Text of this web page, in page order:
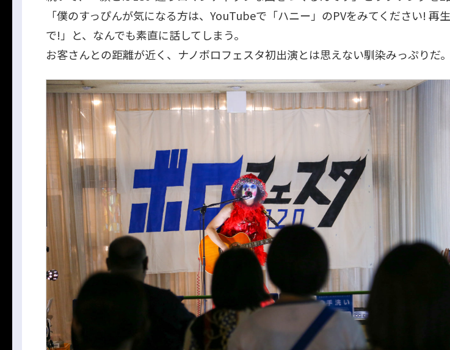
「僕のすっぴんが気になる方は、YouTubeで「ハニー」のPVをみてください! 再
で!」と、なんでも素直に話してしまう。
お客さんとの距離が近く、ナノボロフェスタ初出演とは思えない馴染みっぷりだ。